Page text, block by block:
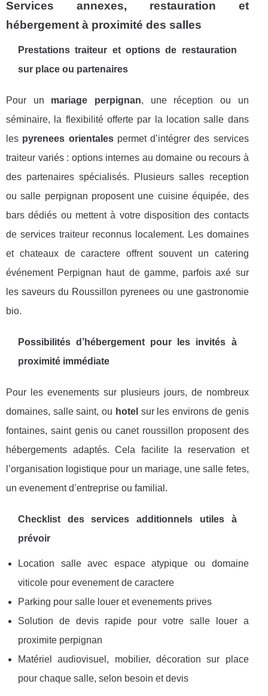
Services annexes, restauration et
hébergement à proximité des salles
Prestations traiteur et options de restauration
sur place ou partenaires
Pour un mariage perpignan, une réception ou un
séminaire, la flexibilité offerte par la location salle dans
les pyrenees orientalespermet d’intégrer des services
traiteur variés : options internes au domaine ou recours à
des partenaires spécialisés. Plusieurs salles reception
ou salle perpignan proposent une cuisine équipée, des
bars dédiés ou mettent à votre disposition des contacts
de services traiteur reconnus localement. Les domaines
et chateaux de caractere offrent souvent un catering
événement Perpignan haut de gamme, parfois axé sur
les saveurs du Roussillon pyrenees ou une gastronomie
bio.
Possibilités d’hébergement pour les invités à
proximité immédiate
Pour les evenements sur plusieurs jours, de nombreux
domaines, salle saint, ou hotel sur les environs de genis
fontaines, saint genis ou canet roussillon proposent des
hébergements adaptés. Cela facilite la reservation et
l’organisation logistique pour un mariage, une salle fetes,
un evenement d’entreprise ou familial.
Checklist des services additionnels utiles à
prévoir
Location salle avec espace atypique ou domaine
viticole pour evenement de caractere
Parking pour salle louer et evenements prives
Solution de devis rapide pour votre salle louer a
proximite perpignan
Matériel audiovisuel, mobilier, décoration sur place
pour chaque salle, selon besoin et devis